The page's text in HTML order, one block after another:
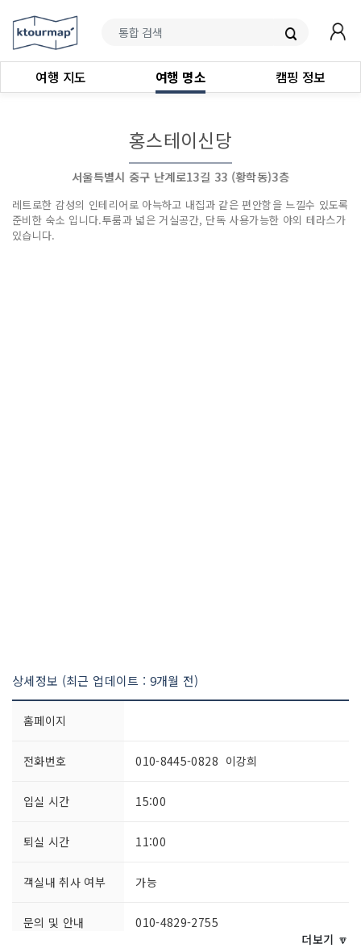
여행 지도 여행 명소 캠핑 정보
홍스테이신당
서울특별시 중구 난계로13길 33 (황학동)3층
레트로한 감성의 인테리어로 아늑하고 내집과 같은 편안함을 느낄수 있도록
준비한 숙소 입니다.투룸과 넓은 거실공간, 단독 사용가능한 야외 테라스가
있습니다.
상세정보 (최근 업데이트 : 9개월 전)
홈페이지
전화번호 010-8445-0828 이강희
입실 시간 15:00
퇴실 시간 11:00
객실내 취사 여부 가능
문의 및 안내 010-4829-2755
더보기 🔽